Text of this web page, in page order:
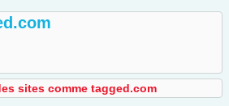
sites comme tagged.com